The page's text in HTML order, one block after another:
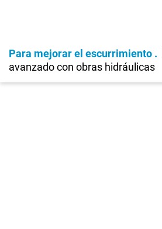
Para mejorar el escurrimiento
avanzado con obras hidráulicas